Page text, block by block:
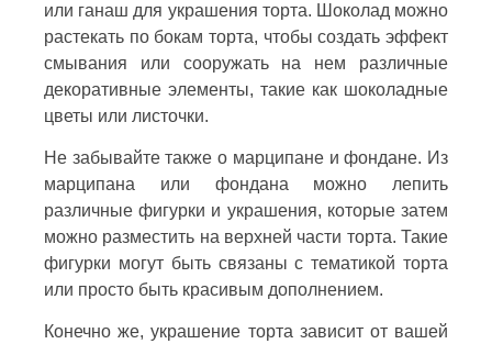
или ганаш для украшения торта. Шоколад можно
растекать по бокам торта, чтобы создать эффект
смывания или сооружать на нем различные
декоративные элементы, такие как шоколадные
цветы или листочки.
Не забывайте также о марципане и фондане. Из
марципана или фондана можно лепить
различные фигурки и украшения, которые затем
можно разместить на верхней части торта. Такие
фигурки могут быть связаны с тематикой торта
или просто быть красивым дополнением.
Конечно же, украшение торта зависит от вашей